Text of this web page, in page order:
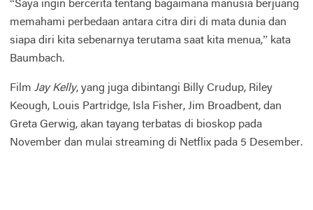
“Saya ingin bercerita tentang bagaimana manusia berjuang
memahami perbedaan antara citra diri di mata dunia dan
siapa diri kita sebenarnya terutama saat kita menua,” kata
Baumbach.
Film Jay Kelly, yang juga dibintangi Billy Crudup, Riley
Keough, Louis Partridge, Isla Fisher, Jim Broadbent, dan
Greta Gerwig, akan tayang terbatas di bioskop pada
November dan mulai streaming di Netflix pada 5 Desember.